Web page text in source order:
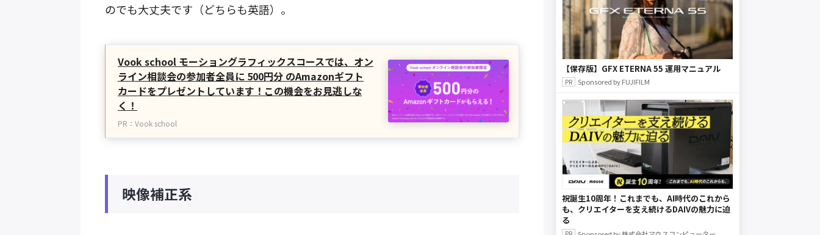
のでも大丈夫です（どちらも英語）。
Vook school モーショングラフィックスコースでは、オン
ライン相談会の参加者全員に 500円分 のAmazonギフト
カードをプレゼントしています！この機会をお見逃しな
く！
PR：Vook school
映像補正系
【保存版】GFX ETERNA 55 運用マニュアル
Sponsored by FUJIFILM
祝誕生10周年！これまでも、AI時代のこれから
も、クリエイターを支え続けるDAIVの魅力に迫
る